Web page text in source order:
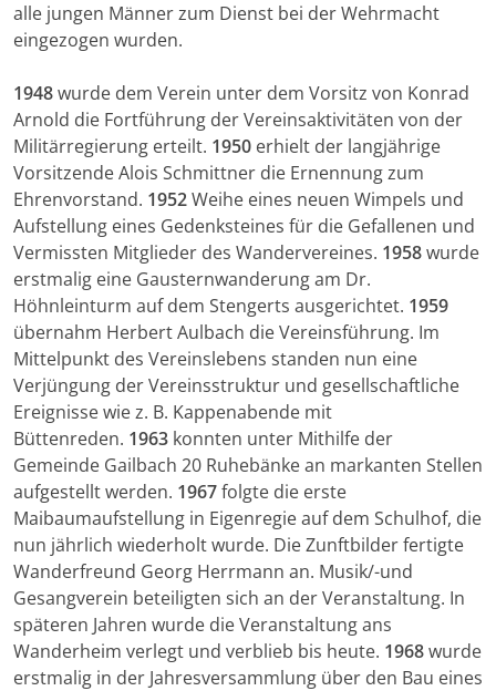
alle jungen Männer zum Dienst bei der Wehrmacht
eingezogen wurden.
1948wurde dem Verein unter dem Vorsitz von Konrad
Arnold die Fortführung der Vereinsaktivitäten von der
Militärregierung erteilt. 1950 erhielt der langjährige
Vorsitzende Alois Schmittner die Ernennung zum
Ehrenvorstand. 1952Weihe eines neuen Wimpels und
Aufstellung eines Gedenksteines für die Gefallenen und
Vermissten Mitglieder des Wandervereines. 1958wurde
erstmalig eine Gausternwanderung am Dr.
Höhnleinturm auf dem Stengerts ausgerichtet. 1959
übernahm Herbert Aulbach die Vereinsführung. Im
Mittelpunkt des Vereinslebens standen nun eine
Verjüngung der Vereinsstruktur und gesellschaftliche
Ereignisse wie z. B. Kappenabende mit
Büttenreden. 1963 konnten unter Mithilfe der
Gemeinde Gailbach 20 Ruhebänke an markanten Stellen
aufgestellt werden. 1967folgte die erste
Maibaumaufstellung in Eigenregie auf dem Schulhof, die
nun jährlich wiederholt wurde. Die Zunftbilder fertigte
Wanderfreund Georg Herrmann an. Musik/-und
Gesangverein beteiligten sich an der Veranstaltung. In
späteren Jahren wurde die Veranstaltung ans
Wanderheim verlegt und verblieb bis heute. 1968wurde
erstmalig in der Jahresversammlung über den Bau eines